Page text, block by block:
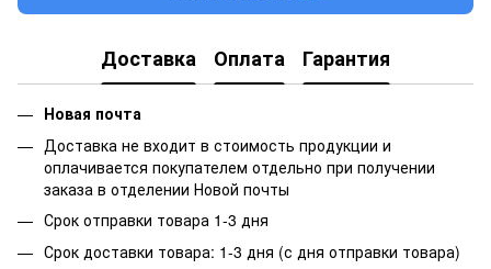
Доставка Оплата Гарантия
Новая почта
Доставка не входит в стоимость продукции и
оплачивается покупателем отдельно при получении
заказа в отделении Новой почты
Срок отправки товара 1-3 дня
Срок доставки товара: 1-3 дня (с дня отправки товара)